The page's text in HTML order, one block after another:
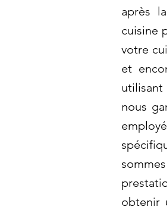
après
cuisine
votre
et
nous
obtenir